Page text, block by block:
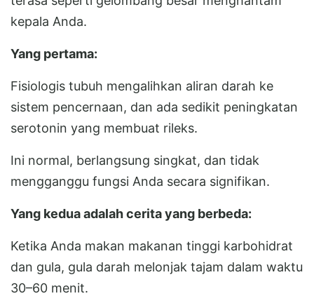
kepala Anda.
Yang pertama:
Fisiologis tubuh mengalihkan aliran darah ke
sistem pencernaan, dan ada sedikit peningkatan
serotonin yang membuat rileks.
Ini normal, berlangsung singkat, dan tidak
mengganggu fungsi Anda secara signifikan.
Yang kedua adalah cerita yang berbeda:
Ketika Anda makan makanan tinggi karbohidrat
dan gula, gula darah melonjak tajam dalam waktu
30–60 menit.